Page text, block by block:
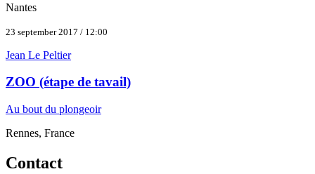
Nantes
23 september 2017 / 12:00
Jean Le Peltier
ZOO (étape de tavail)
Au bout du plongeoir
Rennes, France
Contact